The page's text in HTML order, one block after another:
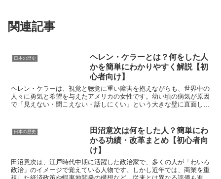
関連記事
日本の歴史
ヘレン・ケラーとは？何をした人
かを簡単にわかりやすく解説【初
心者向け】
ヘレン・ケラーは、視覚と聴覚に重い障害を抱えながらも、世界中の
人々に勇気と希望を与えたアメリカの女性です。幼い頃の病気が原因
で「見えない・聞こえない・話しにくい」という大きな壁に直面しま
日本の歴史
田沼意次は何をした人？簡単にわ
かる功績・改革まとめ【初心者向
け】
田沼意次は、江戸時代中期に活躍した政治家で、多くの人が「わいろ
政治」のイメージで覚えている人物です。しかし近年では、商業を重